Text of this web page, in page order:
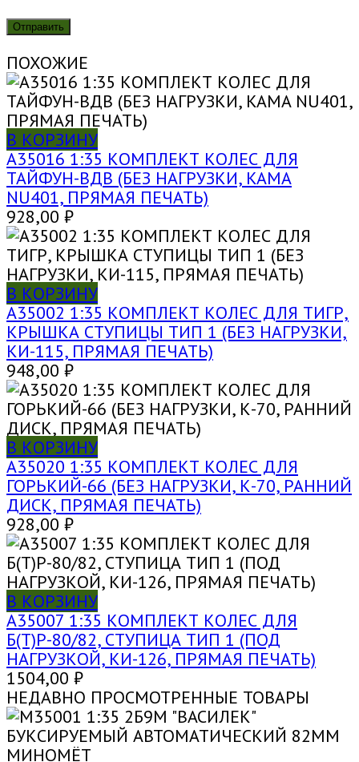
ПОХОЖИЕ
В КОРЗИНУ
A35016 1:35 КОМПЛЕКТ КОЛЕС ДЛЯ
ТАЙФУН-ВДВ (БЕЗ НАГРУЗКИ, KAMA
NU401, ПРЯМАЯ ПЕЧАТЬ)
928,00 ₽
В КОРЗИНУ
A35002 1:35 КОМПЛЕКТ КОЛЕС ДЛЯ ТИГР,
КРЫШКА СТУПИЦЫ ТИП 1 (БЕЗ НАГРУЗКИ,
КИ-115, ПРЯМАЯ ПЕЧАТЬ)
948,00 ₽
В КОРЗИНУ
A35020 1:35 КОМПЛЕКТ КОЛЕС ДЛЯ
ГОРЬКИЙ-66 (БЕЗ НАГРУЗКИ, К-70, РАННИЙ
ДИСК, ПРЯМАЯ ПЕЧАТЬ)
928,00 ₽
В КОРЗИНУ
A35007 1:35 КОМПЛЕКТ КОЛЕС ДЛЯ
Б(Т)Р-80/82, СТУПИЦА ТИП 1 (ПОД
НАГРУЗКОЙ, КИ-126, ПРЯМАЯ ПЕЧАТЬ)
1504,00 ₽
НЕДАВНО ПРОСМОТРЕННЫЕ ТОВАРЫ